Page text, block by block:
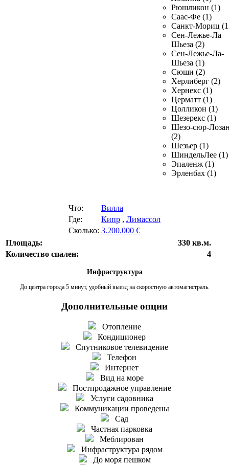
Рюшликон (1)
Саас-Фе (1)
Санкт-Мориц
Сен-Лежье-Ла
Шьеза (2)
Сен-Лежье-Ла-
Шьеза (1)
Сюши (2)
Херлиберг (2)
Хернекс (1)
Церматт (1)
Цолликон (1)
Шезерекс (1)
Шезо-сюр-
(2)
Шезьер (1)
ШиндельЛее (1)
Эпаленж (1)
Эрленбах (1)
Что:
Вилла
Где:
Кипр , Лимассол
Сколько: 3.200.000 €
Площадь:
330 кв.м.
Количество спален:
4
Инфраструктура
До центра города 5 минут, удобный выезд на скоростную автомагистраль.
Дополнительные опции
Отопление
Кондиционер
Спутниковое телевидение
Телефон
Интернет
Вид на море
Постпродажное управление
Услуги садовника
Коммуникации проведены
Сад
Частная парковка
Меблирован
Инфраструктура рядом
До моря пешком